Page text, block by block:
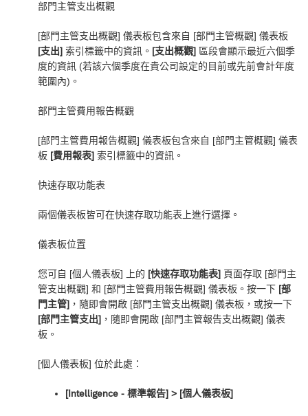
部門主管支出概觀
[部門主管支出概觀] 儀表板包含來自 [部門主管概觀] 儀表板
[支出] 索引標籤中的資訊。 [支出概觀] 區段會顯示最近六個季
度的資訊 (若該六個季度在貴公司設定的目前或先前會計年度
範圍內)。
部門主管費用報告概觀
[部門主管費用報告概觀] 儀表板包含來自 [部門主管概觀] 儀表
板 [費用報表] 索引標籤中的資訊。
快速存取功能表
兩個儀表板皆可在快速存取功能表上進行選擇。
儀表板位置
您可自 [個人儀表板] 上的 [快速存取功能表] 頁面存取 [部門主
管支出概觀] 和 [部門主管費用報告概觀] 儀表板。按一下 [部
門主管] ，隨即會開啟 [部門主管支出概觀] 儀表板，或按一下
[部門主管支出] ，隨即會開啟 [部門主管報告支出概觀] 儀表
板。
[個人儀表板] 位於此處：
[Intelligence - 標準報告] ‎> [個人儀表板]